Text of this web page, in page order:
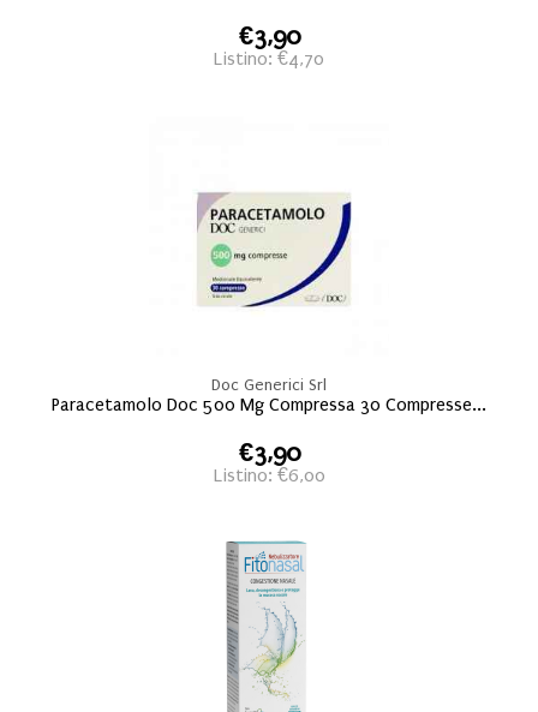
€3,90
Listino: €4,70
Doc Generici Srl
Paracetamolo Doc 500 Mg Compressa 30 Compresse...
€3,90
Listino: €6,00